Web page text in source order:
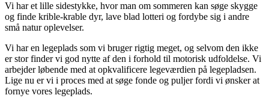
Vi har et lille sidestykke, hvor man om sommeren kan søge skygge
og finde krible-krable dyr, lave blad lotteri og fordybe sig i andre
små natur oplevelser.
Vi har en legeplads som vi bruger rigtig meget, og selvom den ikke
er stor finder vi god nytte af den i forhold til motorisk udfoldelse. Vi
arbejder løbende med at opkvalificere legeværdien på legepladsen.
Lige nu er vi i proces med at søge fonde og puljer fordi vi ønsker at
fornye vores legeplads.